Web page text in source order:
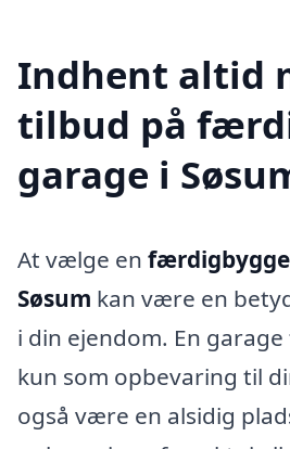
Indhent altid
tilbud på
garage i
At vælge en
Søsum kan være en
i din ejendom. En
kun som opbevaring til
også være en alsidig